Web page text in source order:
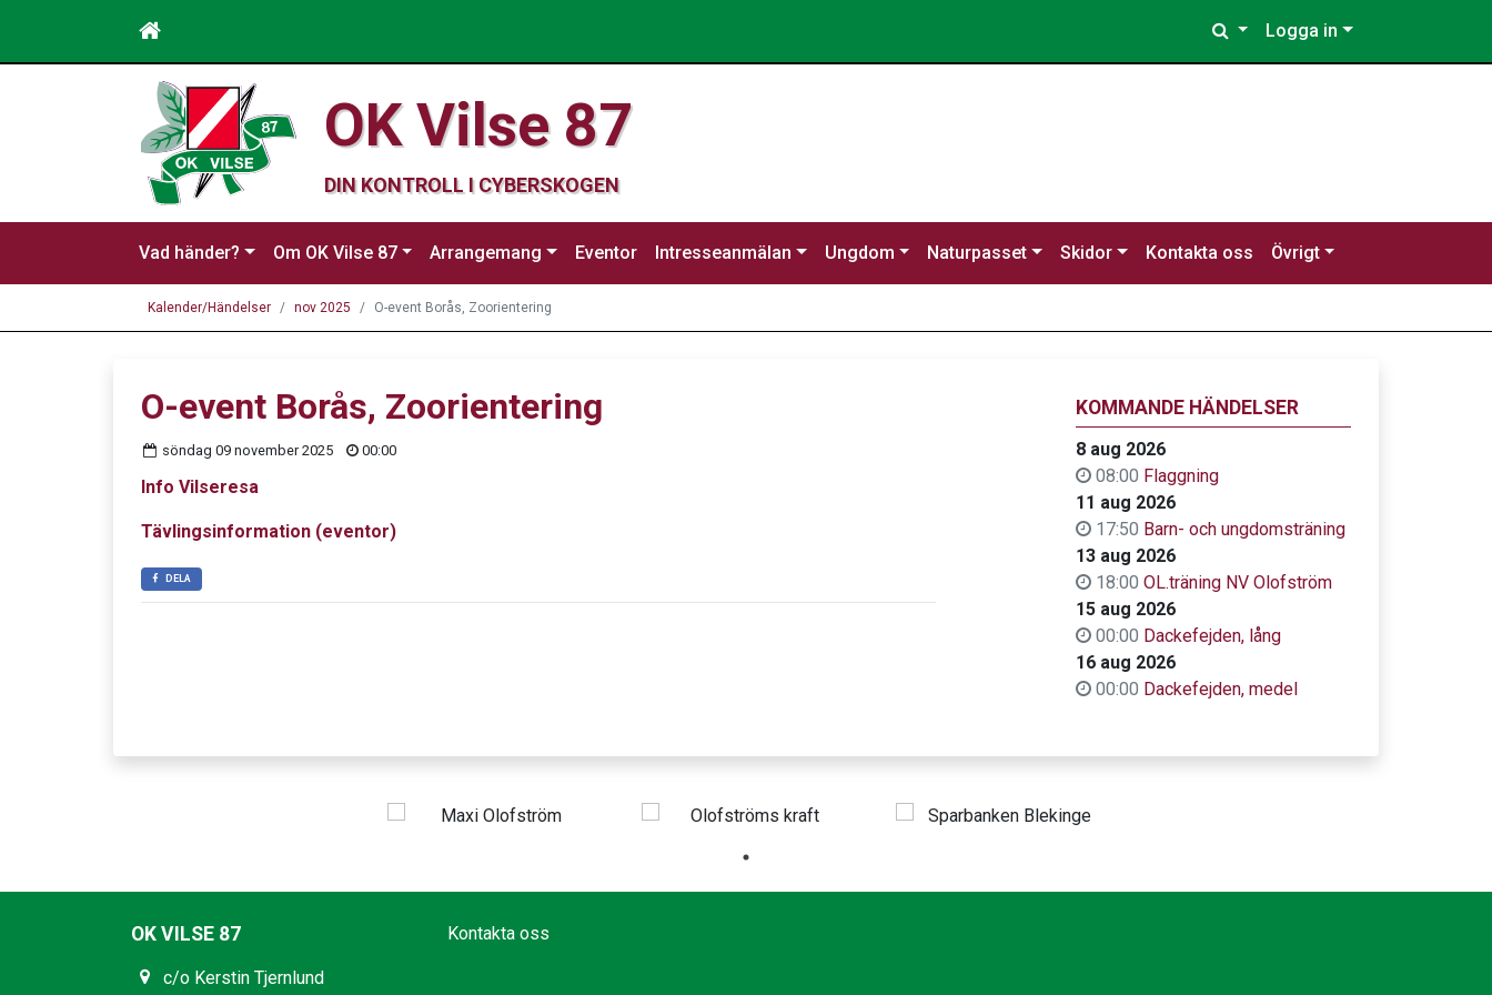
Logga in
OK Vilse 87
DIN KONTROLL I CYBERSKOGEN
Vad händer? Om OK Vilse 87 Arrangemang Eventor Intresseanmälan Ungdom Naturpasset Skidor Kontakta oss Övrigt
Kalender/Händelser nov 2025 O-event Borås, Zoorientering
KOMMANDE HÄNDELSER
8 aug 2026
08:00 Flaggning
11 aug 2026
17:50 Barn- och ungdomsträning
13 aug 2026
18:00 OL.träning NV Olofström
15 aug 2026
00:00 Dackefejden, lång
16 aug 2026
00:00 Dackefejden, medel
O-event Borås, Zoorientering
söndag 09 november 2025 00:00
Info Vilseresa
Tävlingsinformation (eventor)
DELA
OK VILSE 87
c/o Kerstin Tjernlund
Kontakta oss